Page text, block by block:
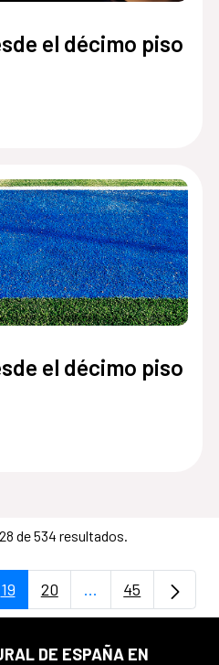
el décimo piso
el décimo piso
de 534 resultados.
Use TAB para
Página
19 Página
20 ...PáginasPágina
45
DE ESPAÑA EN